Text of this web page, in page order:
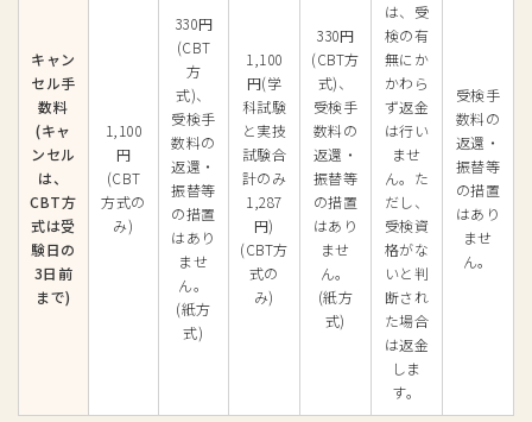
キャン
セル手
数料
(キャ
ンセル
は、
CBT方
式は受
験日の
3日前
まで)
1,100
円
(CBT
方式の
み)
330円
(CBT
方
式)、
受検手
数料の
返還・
振替等
の措置
はあり
ませ
ん。
(紙方
式)
1,100
円(学
科試験
と実技
試験合
計のみ
1,287
円)
(CBT方
式の
み)
330円
(CBT方
式)、
受検手
数料の
返還・
振替等
の措置
はあり
ませ
ん。
(紙方
式)
は、受
検の有
無にか
かわら
ず返金
は行い
ませ
ん。た
だし、
受検資
格がな
いと判
断され
た場合
は返金
しま
す。
受検手
数料の
返還・
振替等
の措置
はあり
ませ
ん。